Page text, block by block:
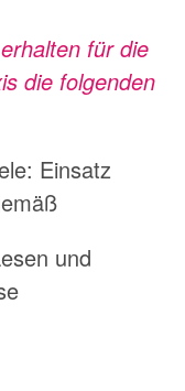
für die
die folgenden
Einsatz
und